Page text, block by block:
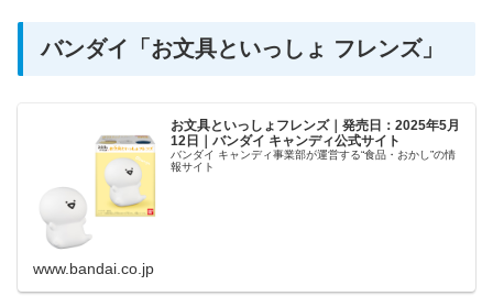
バンダイ 「お文具といっしょ フレンズ」
お文具といっしょフレンズ｜発売日：2025年5月
12日｜バンダイ キャンディ公式サイト
バンダイ キャンディ事業部が運営する“食品・おかし”の情
報サイト
www.bandai.co.jp